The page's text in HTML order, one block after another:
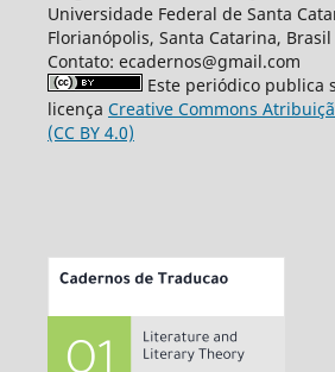
Universidade Federal de Santa
Florianópolis, Santa Catarina, Brasil
Contato: ecadernos@gmail.com
Este periódico publica
licença Creative Commons
(CC BY 4.0)